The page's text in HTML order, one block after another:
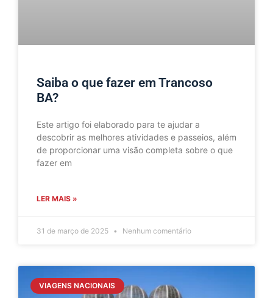
Saiba o que fazer em Trancoso
BA?
Este artigo foi elaborado para te ajudar a
descobrir as melhores atividades e passeios, além
de proporcionar uma visão completa sobre o que
fazer em
LER MAIS »
31 de março de 2025 Nenhum comentário
VIAGENS NACIONAIS